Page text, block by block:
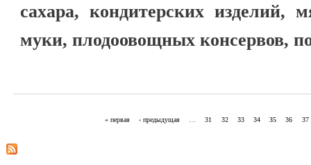
сахара, кондитерских изделий,
муки, плодоовощных консервов,
« первая ‹ предыдущая … 31 32 33 34 35 36 37